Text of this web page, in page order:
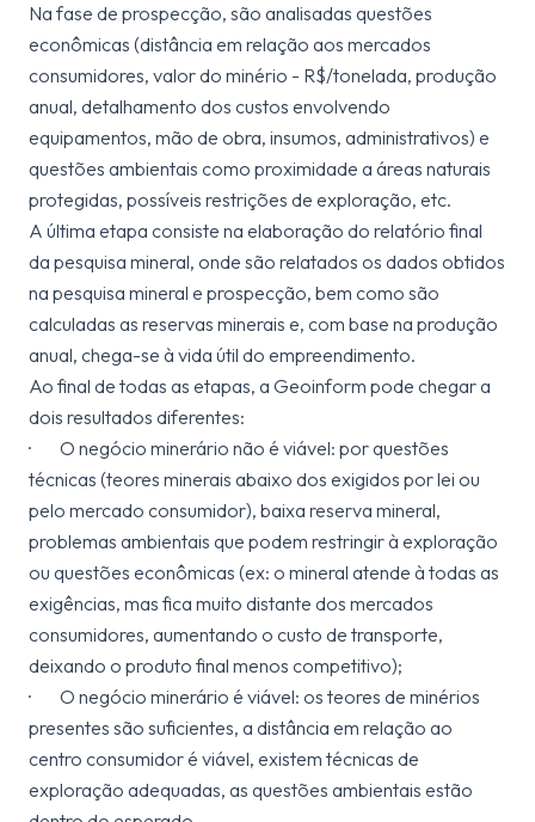
Na fase de prospecção, são analisadas questões
econômicas (distância em relação aos mercados
consumidores, valor do minério - R$/tonelada, produção
anual, detalhamento dos custos envolvendo
equipamentos, mão de obra, insumos, administrativos) e
questões ambientais como proximidade a áreas naturais
protegidas, possíveis restrições de exploração, etc.
A última etapa consiste na elaboração do relatório final
da pesquisa mineral, onde são relatados os dados obtidos
na pesquisa mineral e prospecção, bem como são
calculadas as reservas minerais e, com base na produção
anual, chega-se à vida útil do empreendimento.
Ao final de todas as etapas, a Geoinform pode chegar a
dois resultados diferentes:
· O negócio minerário não é viável: por questões
técnicas (teores minerais abaixo dos exigidos por lei ou
pelo mercado consumidor), baixa reserva mineral,
problemas ambientais que podem restringir à exploração
ou questões econômicas (ex: o mineral atende à todas as
exigências, mas fica muito distante dos mercados
consumidores, aumentando o custo de transporte,
deixando o produto final menos competitivo);
· O negócio minerário é viável: os teores de minérios
presentes são suficientes, a distância em relação ao
centro consumidor é viável, existem técnicas de
exploração adequadas, as questões ambientais estão